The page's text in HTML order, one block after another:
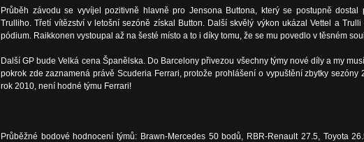
Průběh závodu se vyvíjel pozitivně hlavně pro Jensona Buttona, který se postupně dostal
Trulliho. Třetí vítězství v letošní sezóně získal Button. Další skvělý výkon ukázal Vettel a
pódium. Raikkonen vystoupal až na šesté místo a to i díky tomu, že se mu povedlo v těsném
Další GP bude Velká cena Španělska. Do Barcelony přivezou všechny týmy nové díly a my
pokrok zde zaznamená právě Scuderia Ferrari, protože prohlášení o vypuštění zbytky sezóny
rok 2010, není hodné týmu Ferrari!
Průběžné bodové hodnocení týmů: Brawn-Mercedes 50 bodů, RBR-Renault 27.5, Toyota